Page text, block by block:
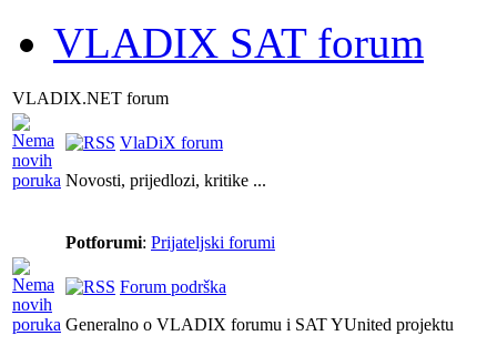
VLADIX SAT forum
VLADIX.NET forum
VlaDiX forum
Novosti, prijedlozi, kritike ...
Potforumi: Prijateljski forumi
Forum podrška
Generalno o VLADIX forumu i SAT YUnited projektu